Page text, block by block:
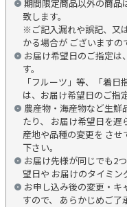
期間限定商品以外の商品
致します。
※ご記入漏れや誤記、又
かる場合が ございますの
お届け希望日のご指定は
す。
「フルーツ」等、「着
は、お届け希望日のご指
農産物・海産物など生鮮
たり、 お届け希望日を遅
産地や品種の変更を さ
下さい。
お届け先様が同じでも2
望日や お届けのタイミン
お申し込み後の変更・キ
すので、 あらかじめご了